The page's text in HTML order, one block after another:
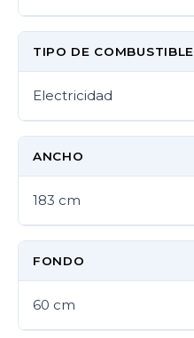
TIPO DE COMBUSTIBLE
Electricidad
ANCHO
183 cm
FONDO
60 cm